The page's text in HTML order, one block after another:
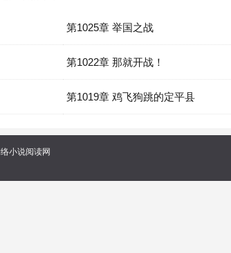
第1025章 举国之战
第1022章 那就开战！
第1019章 鸡飞狗跳的定平县
小说阅读网